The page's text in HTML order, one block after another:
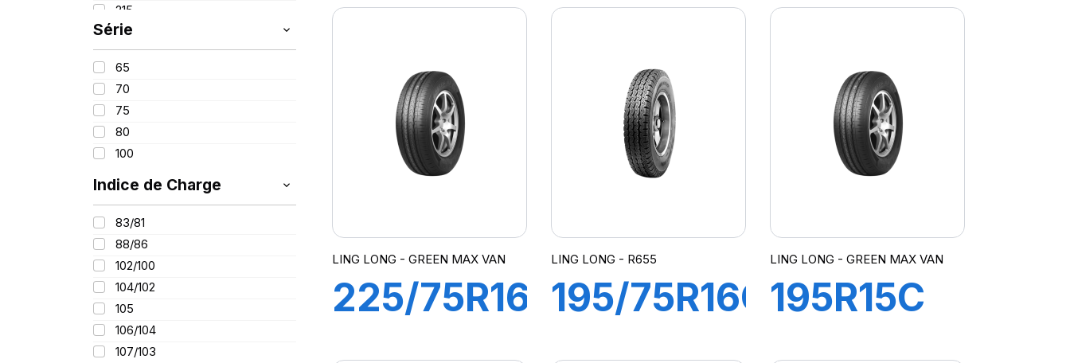
215
225
235
Série
65
70
75
80
100
Indice de Charge
83/81
88/86
102/100
104/102
105
106/104
107/103
122/118M
+CH A AIR
+ FLAP
R666
GREEN-
MAX VAN
LING LONG - GREEN MAX VAN
225/75R16C
LING LONG - R655
195/75R16C
LING LONG - GREEN MAX VAN
195R15C